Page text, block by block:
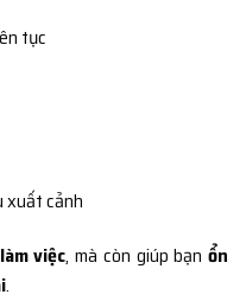
tục
xuất cảnh
việc, mà còn giúp bạn ổn
.